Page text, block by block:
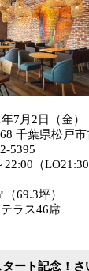
7月2日（金）
千葉県松戸市
5395
（LO21:30
69.3坪）
ラス46席
ート記念！ さ